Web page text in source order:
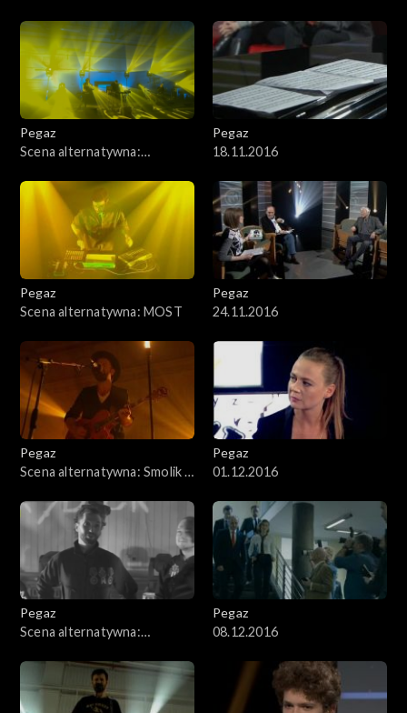
gośćmi
Pegaz
Scena alternatywna:
Pegaz
18.11.2016
Pegaz
Scena alternatywna: MOST
Pegaz
24.11.2016
Pegaz
Scena alternatywna: Smolik /
Pegaz
01.12.2016
Pegaz
Scena alternatywna:
Pegaz
08.12.2016